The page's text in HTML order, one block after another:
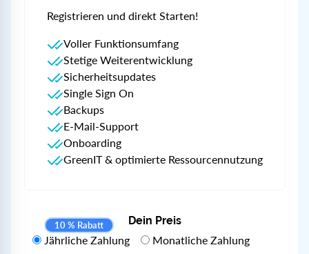
Registrieren und direkt Starten!
Voller Funktionsumfang
Stetige Weiterentwicklung
Sicherheitsupdates
Single Sign On
Backups
E-Mail-Support
Onboarding
GreenIT & optimierte Ressourcennutzung
Dein Preis
Jährliche Zahlung
10 % Rabatt
Monatliche Zahlung